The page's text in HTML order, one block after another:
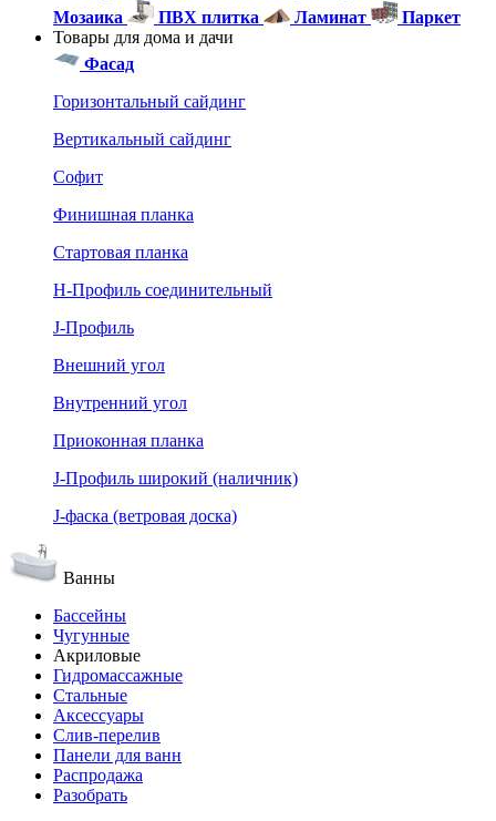
Мозаика
ПВХ плитка Ламинат
Паркет
Товары для дома и дачи
Фасад
Горизонтальный сайдинг
Вертикальный сайдинг
Софит
Финишная планка
Стартовая планка
Н-Профиль соединительный
J-Профиль
Внешний угол
Внутренний угол
Приоконная планка
J-Профиль широкий (наличник)
J-фаска (ветровая доска)
Ванны
Бассейны
Чугунные
Акриловые
Гидромассажные
Стальные
Аксессуары
Слив-перелив
Панели для ванн
Распродажа
Разобрать